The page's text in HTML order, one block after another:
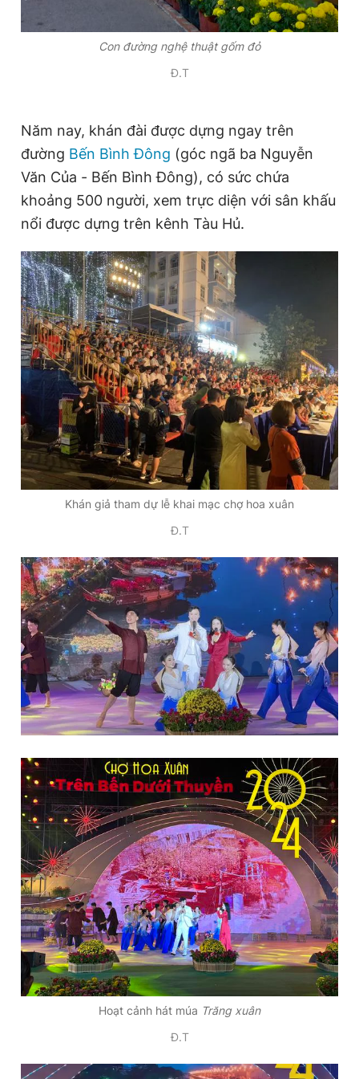
Con đường nghệ thuật gốm đỏ
Đ.T
Năm nay, khán đài được dựng ngay trên
đường Bến Bình Đông (góc ngã ba Nguyễn
Văn Của - Bến Bình Đông), có sức chứa
khoảng 500 người, xem trực diện với sân khấu
nổi được dựng trên kênh Tàu Hủ.
Khán giả tham dự lễ khai mạc chợ hoa xuân
Đ.T
Hoạt cảnh hát múa Trăng xuân
Đ.T